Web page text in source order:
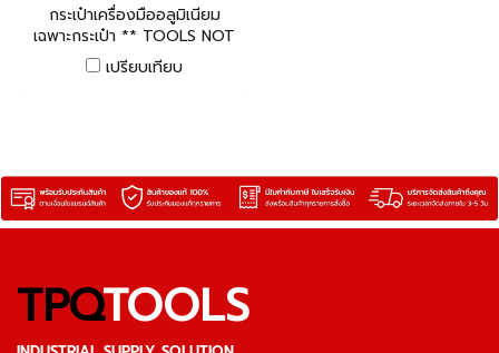
ะเป๋าเครื่องมือ SEN-593-4360
K
กระเป๋าเครื่องมืออลูมิเนียม
เฉพาะกระเป๋า ** TOOLS NOT
INCLUDED ไม่รวมเครื่องมือช่าง
ตัวอย่างในภาพ
เปรียบเทียบ
TPQTOOLS